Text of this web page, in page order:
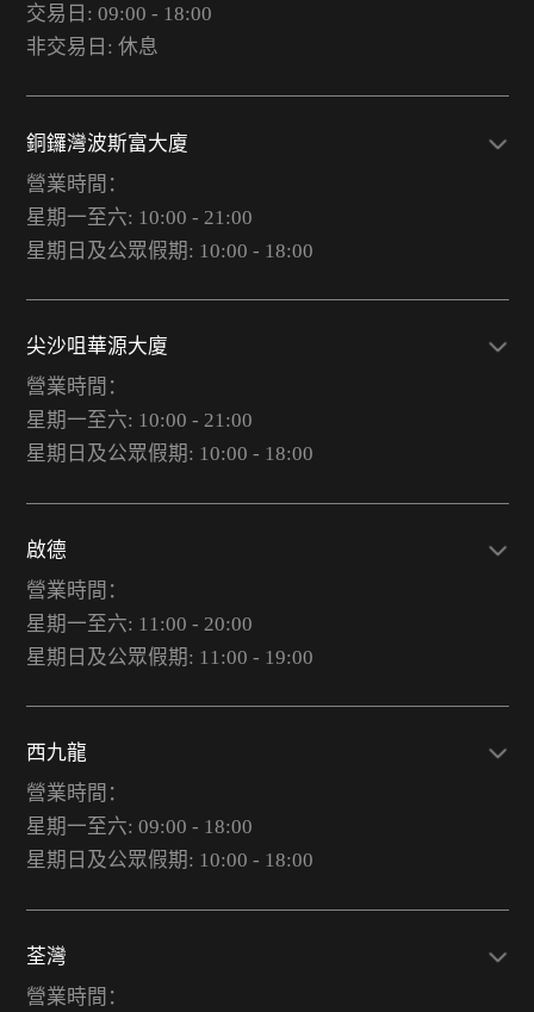
交易日: 09:00 - 18:00
非交易日: 休息
銅鑼灣波斯富大廈
營業時間：
星期一至六: 10:00 - 21:00
星期日及公眾假期: 10:00 - 18:00
尖沙咀華源大廈
營業時間：
星期一至六: 10:00 - 21:00
星期日及公眾假期: 10:00 - 18:00
啟德
營業時間：
星期一至六: 11:00 - 20:00
星期日及公眾假期: 11:00 - 19:00
西九龍
營業時間：
星期一至六: 09:00 - 18:00
星期日及公眾假期: 10:00 - 18:00
荃灣
營業時間：